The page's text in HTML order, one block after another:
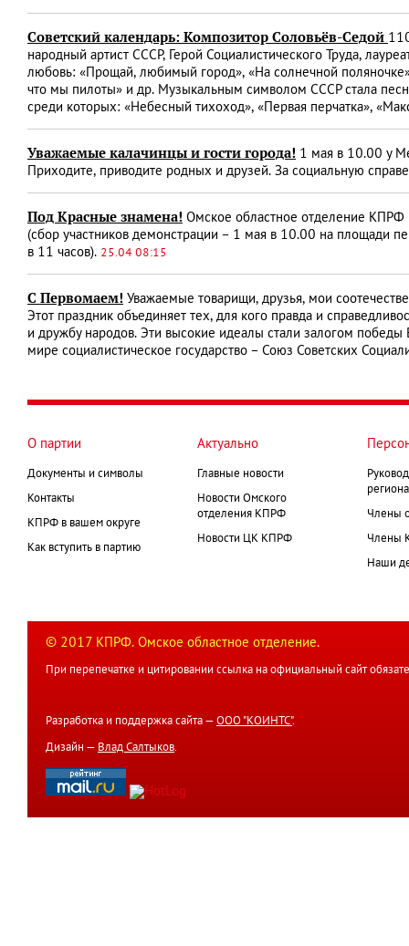
Советский календарь: Композитор Соловьёв-Седой
народный артист СССР, Герой Социалистического Труда,
любовь: «Прощай, любимый город», «На солнечной
что мы пилоты» и др. Музыкальным символом СССР стала
среди которых: «Небесный тихоход», «Первая перчатка»,
Уважаемые калачинцы и гости города! 1 мая в 10.00 у
Приходите, приводите родных и друзей. За социальную
Под Красные знамена! Омское областное отделение КПРФ
(сбор участников демонстрации – 1 мая в 10.00 на площади
в 11 часов). 25.04 08:15
С Первомаем! Уважаемые товарищи, друзья, мои
Этот праздник объединяет тех, для кого правда и
и дружбу народов. Эти высокие идеалы стали залогом
мире социалистическое государство – Союз Советских
О партии
Документы и символы
Контакты
КПРФ в вашем округе
Как вступить в партию
Актуально
Главные новости
Новости Омского
отделения КПРФ
Новости ЦК КПРФ
Члены
Члены
Наши
© 2017 КПРФ. Омское областное отделение.
При перепечатке и цитировании ссылка на официальный сайт
Разработка и поддержка сайта — ООО "КОИНТС".
Дизайн — Влад Салтыков.